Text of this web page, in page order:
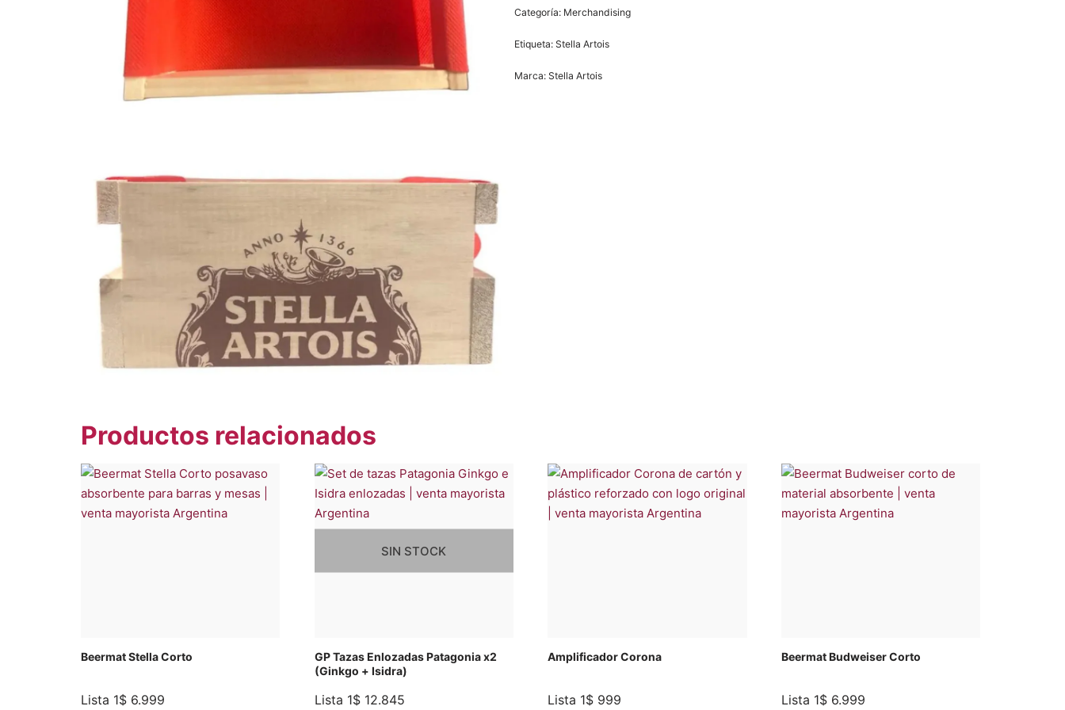
Categoría: Merchandising
Etiqueta: Stella Artois
Marca: Stella Artois
Productos relacionados
Beermat Stella Corto
Lista 1$ 6.999
SIN STOCK
GP Tazas Enlozadas Patagonia x2
(Ginkgo + Isidra)
Lista 1$12.845
Amplificador Corona
Lista 1$ 999
Beermat Budweiser Corto
Lista 1$ 6.999